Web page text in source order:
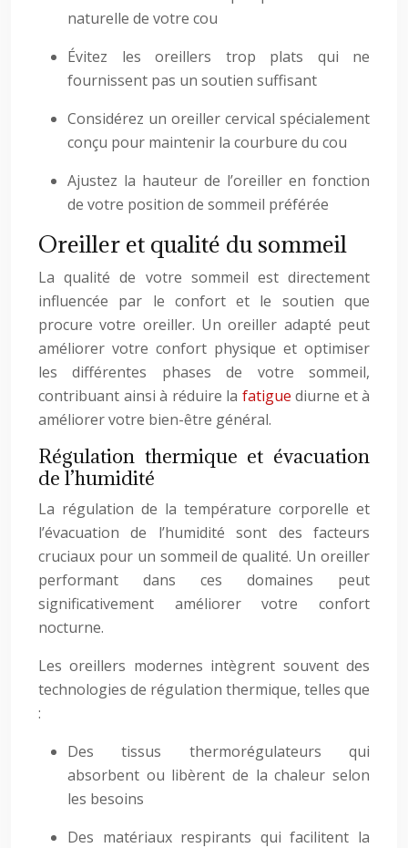
naturelle de votre cou
Évitez les oreillers trop plats qui ne
fournissent pas un soutien suffisant
Considérez un oreiller cervical spécialement
conçu pour maintenir la courbure du cou
Ajustez la hauteur de l’oreiller en fonction
de votre position de sommeil préférée
Oreiller et qualité du sommeil
La qualité de votre sommeil est directement
influencée par le confort et le soutien que
procure votre oreiller. Un oreiller adapté peut
améliorer votre confort physique et optimiser
les différentes phases de votre sommeil,
contribuant ainsi à réduire la fatigue diurne et à
améliorer votre bien-être général.
Régulation thermique et évacuation
de l’humidité
La régulation de la température corporelle et
l’évacuation de l’humidité sont des facteurs
cruciaux pour un sommeil de qualité. Un oreiller
performant dans ces domaines peut
significativement améliorer votre confort
nocturne.
Les oreillers modernes intègrent souvent des
technologies de régulation thermique, telles que
:
Des tissus thermorégulateurs qui
absorbent ou libèrent de la chaleur selon
les besoins
Des matériaux respirants qui facilitent la